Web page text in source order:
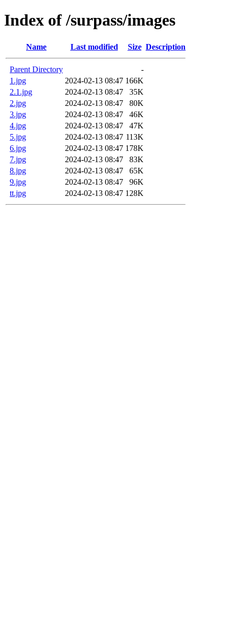
Index of /surpass/images
Name Last modified Size Description
Parent Directory
-
1.jpg
2024-02-13 08:47 166K
2.1.jpg
2024-02-13 08:47
35K
2.jpg
2024-02-13 08:47
80K
3.jpg
2024-02-13 08:47
46K
4.jpg
2024-02-13 08:47
47K
5.jpg
2024-02-13 08:47 113K
6.jpg
2024-02-13 08:47 178K
7.jpg
2024-02-13 08:47
83K
8.jpg
2024-02-13 08:47
65K
9.jpg
2024-02-13 08:47
96K
tt.jpg
2024-02-13 08:47 128K